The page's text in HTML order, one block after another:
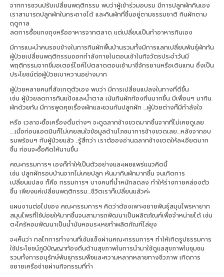
จากการชวนปรับเปลี่ยนพฤติกรรม พบว่าผู้เข้าร่วมอบรม มีการปลูกผักกินเอง
เราสามารถปลูกผักในกระถางได้ และกินผักที่ขึ้นอยู่ตามธรรมชาติ กินผักตาม
ฤดูกาล
ลดการซื้อแกงถุงหรืออาหารจากตลาด แต่เปลี่ยนเป็นทำอาหารกินเอง
มีการแนะนำคนรอบข้างในการกินผักพื้นบ้านรวมทั้งมีการแลกเปลี่ยนพันธุ์ผักกัน
ผู้ป่วยเปลี่ยนพฤติกรรมออกกำลังกายในตอนเช้าในกิจวัตรประจำวันมี
พฤติกรรมจากขี่มอเตอร์ไซค์ไปตลาดตอนเช้ามาขี่จักรยานหรือเดินแทน ซึ่งเป็น
ประโยชน์ต่อผู้ป่วยเบาหวานอย่างมาก
ผู้ป่วยหลายคนที่สังเกตุตัวเอง พบว่า มีการเปลี่ยนแปลงในทางที่ดีขึ้น
เช่น ผู้ป่วยลดการกินแป้งและน้ำตาล เน้นกินผักท้องถิ่นมากขึ้น มีเพื่อนๆ มากิน
ผักด้วยกัน มีการพูดคุยเรื่องผักและชวนกันปลูกผัก …ผู้ป่วยต่างก็มีกำลังใจ
หรือ เวลาจะซื้อเครื่องดื่มต่างๆ จะดูฉลากข้างขวดมากขึ้นจากที่ไม่เคยดูเลย
….เมื่อก่อนแอดมินก็ไม่เคยสนใจข้อมูลด้านโภชนาการข้างขวดเลย…หลังจากอบ
รมพร้อมๆ กับผู้ป่วยแล้ว ..รู้สึกว่า เราต้อองอ่านฉลากข้างขวดให้ละเอียดมาก
ขึ้น ก่อนจะซื้อคิดให้นานขึ้น
คณะกรรมการฯ เองก็ทำให้เป็นตัวอย่างและเผยแพร่แนวคิดนี้
เช่น ปลูกผักรอบบ้านจากไม่เคยปลูก หันมากินผักมากขึ้น จนเกิดการ
เปลี่ยนแปลง ก็คือ กรรมการฯ บางคนที่น้ำหนักลดลง ทำให้ร่างกายคล่องตัว
ขึ้น เพียงแค่เปลี่ยนพฤติกรรม…ชีวิตเราก็เปลี่ยนแล้วค่ะ
แผนงานต่อไปของ คณะกรรมการฯ คิดว่าต้องเพาะขยายพันธุ์สมุนไพรหายาก
สมุนไพรที่ใช้บ่อยให้มากขึ้นจนสามารถพัฒนาเป็นผลิตภัณฑ์เพื่อจำหน่ายได้ เช่น
ตะไคร้หอมพัฒนาเป็นน้ำมันหอมระเหยทำผลิตภัณฑ์ไล่ยุง
จะเห็นว่า กลไกการทำงานที่เข้มแข็งผ่านคณะกรรมการฯ ทำให้เกิดรูปธรรมการ
ใช้ประโยชน์ภูมิปัญญาท้องถิ่นด้านสุขภาพในการนำมาใช้ดูแลสุขภาพในชุมชน
รวมทั้งการอนุรักษ์พันธุกรรมพืชและความหลากหลายทางชีวภาพ เกิดการ
ขยายเครือข่ายผ่านกิจกรรมที่ทำ